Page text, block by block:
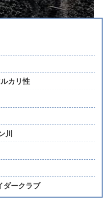
カリ性
川
ダークラブ